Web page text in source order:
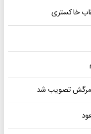
خاکستری
مرگش تصویب شد